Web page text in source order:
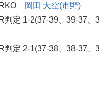
岡田 大空(市野)
定 1-2(37-39、39-37
定 2-1(37-38、38-37